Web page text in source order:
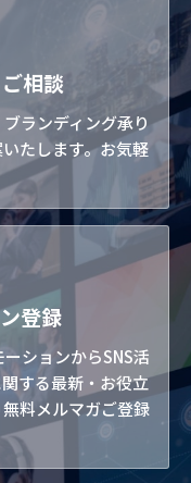
相談
ランディング承り
たします。お気軽
登録
ションからSNS活
する最新・お役立
料メルマガご登録